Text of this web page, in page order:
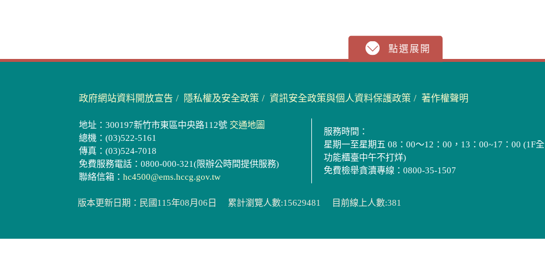
政府網站資料開放宣告 隱私權及安全政策 資訊安全政策與個人資料保護政策 著作權聲明
地址：300197新竹市東區中央路112號 交通地圖
總機：(03)522-5161
傳真：(03)524-7018
免費服務電話：0800-000-321(限辦公時間提供服務)
聯絡信箱： hc4500@ems.hccg.gov.tw
服務時間：
星期一至星期五 08：00～12：00，13：00~17：00 (1F全
功能櫃臺中午不打烊)
免費檢舉貪瀆專線：0800-35-1507
版本更新日期：民國115年08月06日 累計瀏覽人數:15629481 目前線上人數:381